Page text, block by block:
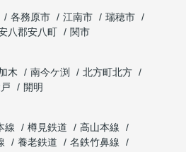
各務原市 江南市
瑞穂市
八郡安八町
関市
木 南今ケ渕
北方町北方
開明
線 樽見鉄道
高山本線
養老鉄道
名鉄竹鼻線